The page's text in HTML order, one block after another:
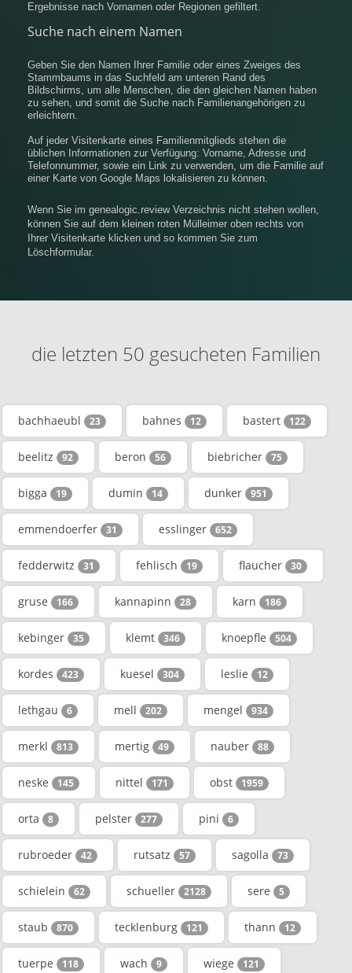
Ergebnisse nach Vornamen oder Regionen gefiltert.
Suche nach einem Namen
Geben Sie den Namen Ihrer Familie oder eines Zweiges des
Stammbaums in das Suchfeld am unteren Rand des
Bildschirms, um alle Menschen, die den gleichen Namen haben
zu sehen, und somit die Suche nach Familienangehörigen zu
erleichtern.
Auf jeder Visitenkarte eines Familienmitglieds stehen die
üblichen Informationen zur Verfügung: Vorname, Adresse und
Telefonnummer, sowie ein Link zu verwenden, um die Familie auf
einer Karte von Google Maps lokalisieren zu können.
Wenn Sie im genealogic.review Verzeichnis nicht stehen wollen,
können Sie auf dem kleinen roten Mülleimer oben rechts von
Ihrer Visitenkarte klicken und so kommen Sie zum
Löschformular.
die letzten 50 gesucheten Familien
bachhaeubl 23 bahnes 12 bastert 122
beelitz 92 beron 56 biebricher 75
bigga 19 dumin 14 dunker 951
emmendoerfer 31 esslinger 652
fedderwitz 31 fehlisch 19 flaucher 30
gruse 166 kannapinn 28 karn 186
kebinger 35 klemt 346 knoepfle 504
kordes 423 kuesel 304 leslie 12
lethgau 6 mell 202 mengel 934
merkl 813 mertig 49 nauber 88
neske 145 nittel 171 obst 1959
orta 8 pelster 277 pini 6
rubroeder 42 rutsatz 57 sagolla 73
schielein 62 schueller 2128 sere 5
staub 870 tecklenburg 121 thann 12
tuerpe 118 wach 9 wiege 121